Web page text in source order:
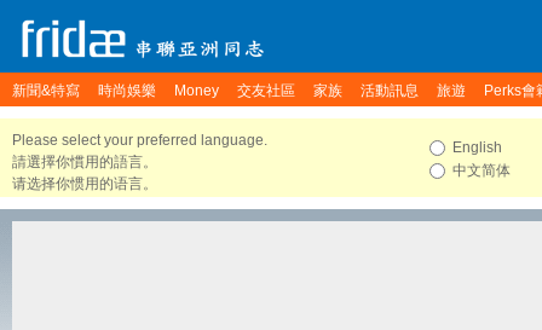
新聞&特寫 時尚娛樂 Money 交友社區 家族 活動訊息 旅遊 Perks會
Please select your preferred language.
請選擇你慣用的語言。
请选择你惯用的语言。
English
中文简体